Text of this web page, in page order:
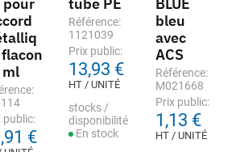
pour
ml
public:
€
tube PE
Référence:
1121039
Prix public:
13,93 €
HT / UNITÉ
stocks /
disponibilité
En stock
BLUE
bleu
avec
ACS
Référence:
M021668
Prix public:
1,13 €
HT / UNITÉ